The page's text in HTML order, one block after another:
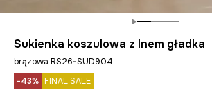
Sukienka koszulowa z lnem gładka
brązowa RS26-SUD904
-43% FINAL SALE